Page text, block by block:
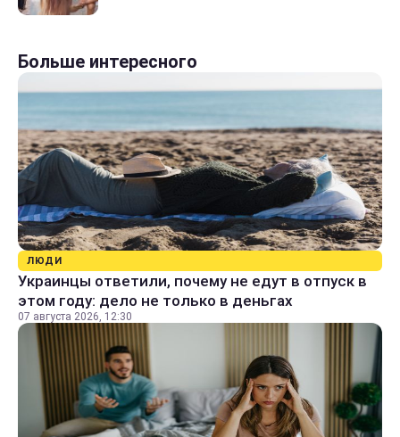
Больше интересного
ЛЮДИ
Украинцы ответили, почему не едут в отпуск в
этом году: дело не только в деньгах
07 августа 2026, 12:30